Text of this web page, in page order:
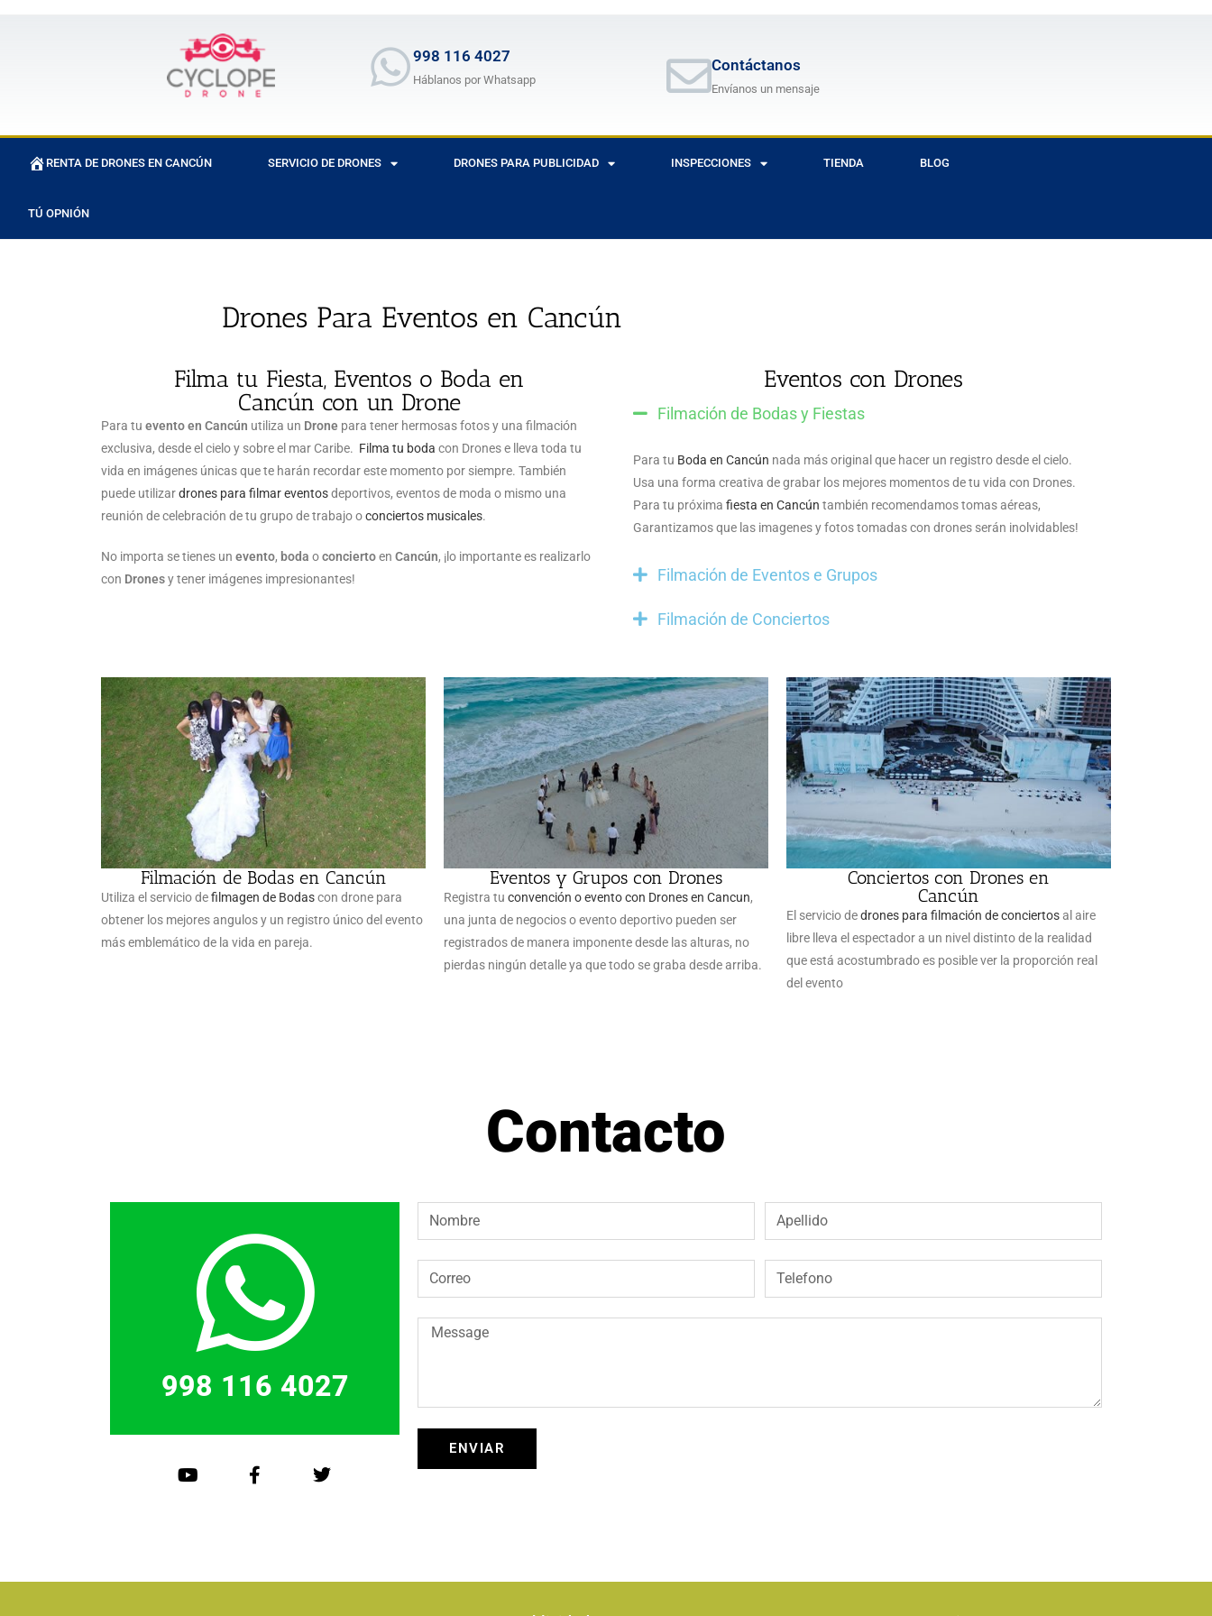
998 116 4027
Háblanos por Whatsapp
Contáctanos
Envíanos un mensaje
RENTA DE DRONES EN CANCÚN SERVICIO DE DRONES DRONES PARA PUBLICIDAD INSPECCIONES TIENDA BLOG
TÚ OPNIÓN
Drones Para Eventos en Cancún
Filma tu Fiesta, Eventos o Boda en
Cancún con un Drone
Para tu evento en Cancún utiliza un Drone para tener hermosas fotos y una filmación
exclusiva, desde el cielo y sobre el mar Caribe. Filma tu boda con Drones e lleva toda tu
vida en imágenes únicas que te harán recordar este momento por siempre. También
puede utilizardrones para filmar eventosdeportivos, eventos de moda o mismo una
reunión de celebración de tu grupo de trabajo oconciertos musicales.
No importa se tienes un evento, boda oconciertoen Cancún, ¡lo importante es realizarlo
con Dronesy tener imágenes impresionantes!
Eventos con Drones
Filmación de Bodas y Fiestas
Para tu Boda en Cancún nada más original que hacer un registro desde el cielo.
Usa una forma creativa de grabar los mejores momentos de tu vida con Drones.
Para tu próxima fiesta en Cancún también recomendamos tomas aéreas,
Garantizamos que las imagenes y fotos tomadas con drones serán inolvidables!
Filmación de Eventos e Grupos
Filmación de Conciertos
Filmación de Bodas en Cancún
Utiliza el servicio defilmagen de Bodascon drone para
obtener los mejores angulos y un registro único del evento
más emblemático de la vida en pareja.
Eventos y Grupos con Drones
Registra tu convención o evento con Drones en Cancun,
una junta de negocios o evento deportivo pueden ser
registrados de manera imponente desde las alturas, no
pierdas ningún detalle ya que todo se graba desde arriba.
Conciertos con Drones en
Cancún
El servicio dedrones para filmación de conciertosal aire
libre lleva el espectador a un nivel distinto de la realidad
que está acostumbrado es posible ver la proporción real
del evento
Contacto
998 116 4027
ENVIAR